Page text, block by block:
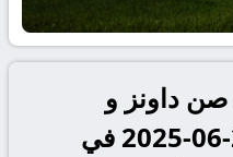
صن داونز و
فلومينينسي بتاريخ 25-06-2025 في